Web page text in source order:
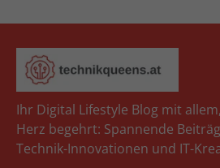
Ihr Digital Lifestyle Blog mit
Herz begehrt: Spannende
Technik-Innovationen und IT-